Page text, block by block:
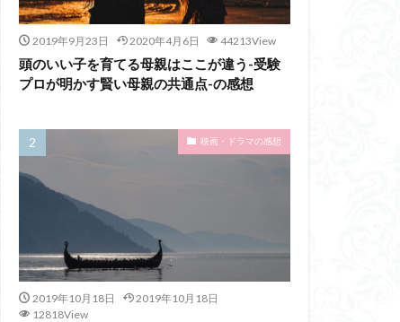
2019年9月23日 2020年4月6日 44213View
頭のいい子を育てる母親はここが違う-受験
プロが明かす賢い母親の共通点-の感想
映画・ドラマの感想
2019年10月18日
2019年10月18日
12818View